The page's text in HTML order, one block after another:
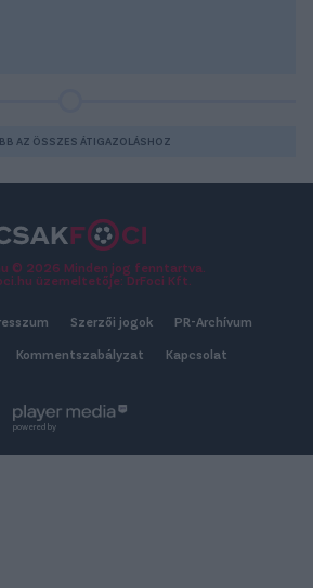
AZ ÖSSZES ÁTIGAZOLÁSHOZ
© 2026 Minden jog fenntartva.
üzemeltetője: DrFoci Kft.
Szerzői jogok PR-Archívum
Kommentszabályzat Kapcsolat
powered by